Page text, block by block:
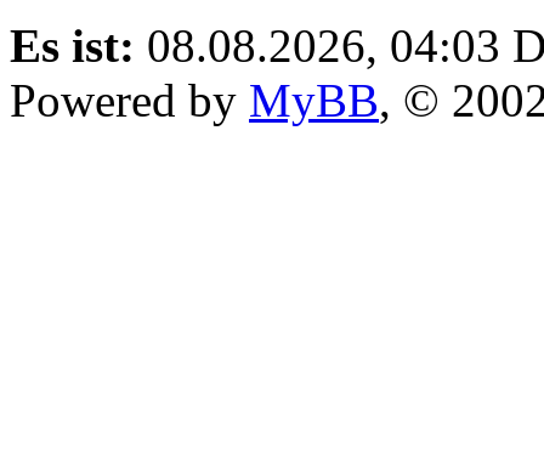
Es ist: 08.08.2026, 04:03
Powered by MyBB, ©